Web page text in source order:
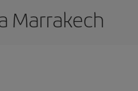
Marrakech